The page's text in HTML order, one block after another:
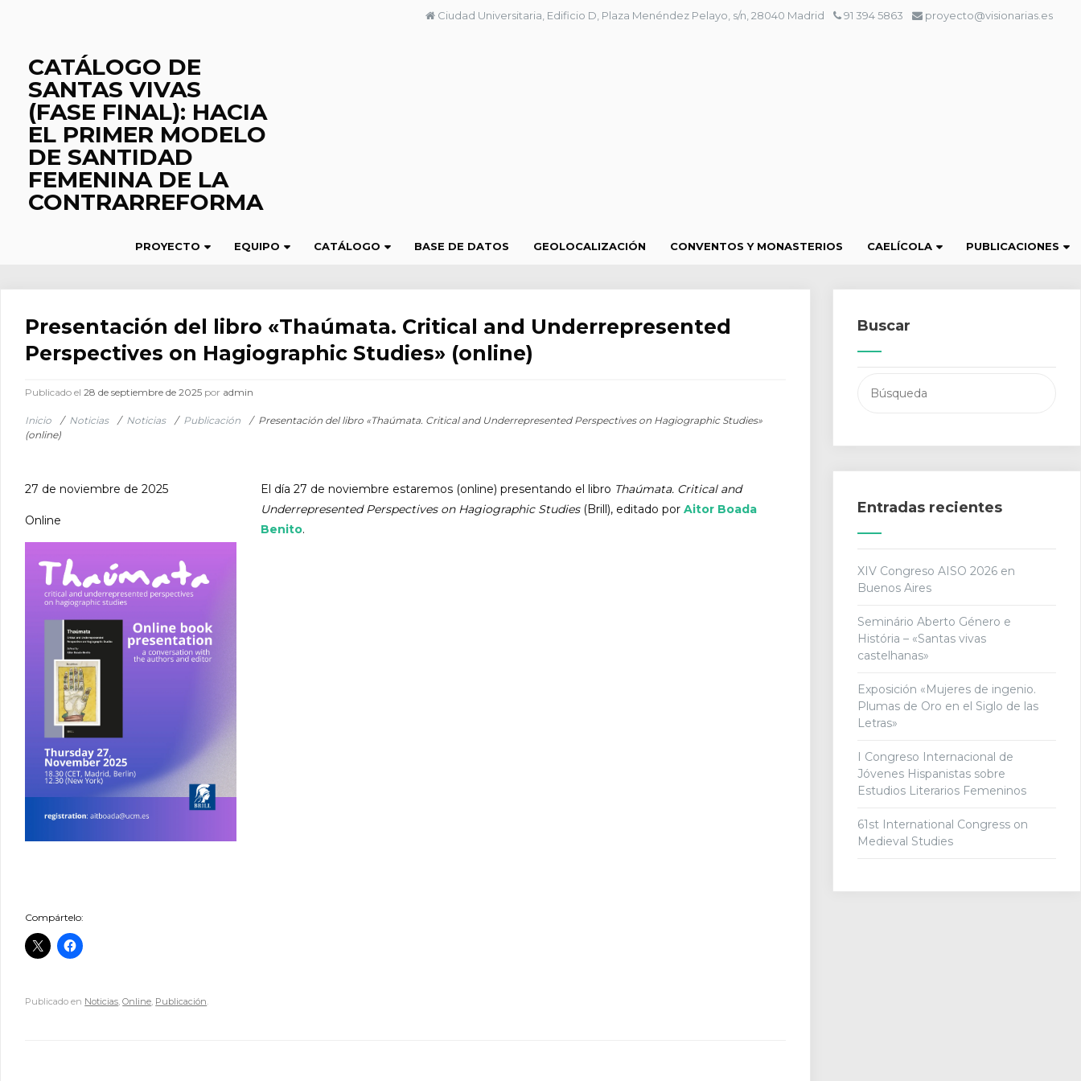
Ciudad Universitaria, Edificio D, Plaza Menéndez Pelayo, s/n, 28040 Madrid 91 394 5863 proyecto@visionarias.es
CATÁLOGO DE
SANTAS VIVAS
(FASE FINAL): HACIA
EL PRIMER MODELO
DE SANTIDAD
FEMENINA DE LA
CONTRARREFORMA
PROYECTO EQUIPO CATÁLOGO BASE DE DATOS GEOLOCALIZACIÓN CONVENTOS Y MONASTERIOS CAELÍCOLA PUBLICACIONES
Presentación del libro «Thaúmata. Critical and Underrepresented
Perspectives on Hagiographic Studies» (online)
Publicado el28 de septiembre de 2025 por admin
Inicio / Noticias / Noticias / Publicación / Presentación del libro «Thaúmata. Critical and Underrepresented Perspectives on Hagiographic Studies»
(online)
27 de noviembre de 2025
Online
El día 27 de noviembre estaremos (online) presentando el libro Thaúmata. Critical and
Underrepresented Perspectives on Hagiographic Studies(Brill), editado porAitor Boada
Benito.
Compártelo:
Publicado en Noticias ,Online Publicación
Buscar
Entradas recientes
XIV Congreso AISO 2026 en
Buenos Aires
Seminário Aberto Género e
História – «Santas vivas
castelhanas»
Exposición «Mujeres de ingenio.
Plumas de Oro en el Siglo de las
Letras»
I Congreso Internacional de
Jóvenes Hispanistas sobre
Estudios Literarios Femeninos
61st International Congress on
Medieval Studies